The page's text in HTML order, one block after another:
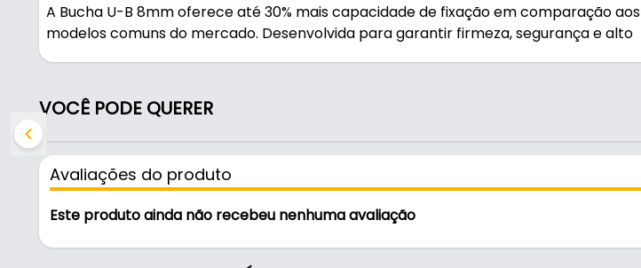
A Bucha U-B 8mm oferece até 30% mais capacidade de fixação em comparação aos
modelos comuns do mercado. Desenvolvida para garantir firmeza, segurança e alto
Características e Medidas
Diâmetro: 8 mm
Quantidade: Pacote com 100 peças
Borda de apoio que impede a bucha de entrar totalmente na parede
Aletas fixas que evitam a rotação durante o aperto do parafuso
VOCÊ PODE QUERER
Avaliações do produto
Este produto ainda não recebeu nenhuma avaliação